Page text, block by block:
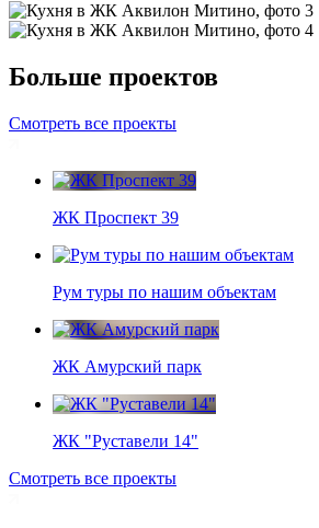
Больше проектов
Смотреть все проекты
ЖК Проспект 39
Рум туры по нашим объектам
ЖК Амурский парк
ЖК "Руставели 14"
Смотреть все проекты